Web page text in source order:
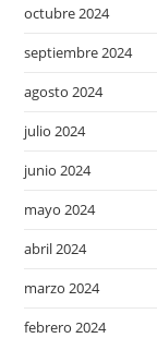
octubre 2024
septiembre 2024
agosto 2024
julio 2024
junio 2024
mayo 2024
abril 2024
marzo 2024
febrero 2024